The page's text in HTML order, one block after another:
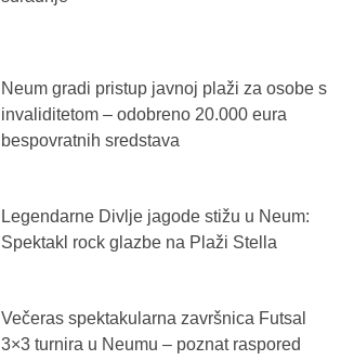
Neum gradi pristup javnoj plaži za osobe s
invaliditetom – odobreno 20.000 eura
bespovratnih sredstava
Legendarne Divlje jagode stižu u Neum:
Spektakl rock glazbe na Plaži Stella
Večeras spektakularna završnica Futsal
3×3 turnira u Neumu – poznat raspored